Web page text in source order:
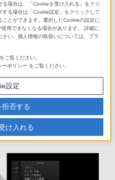
ダウンロード
ダー 「NEX-EA50JH」
ウェア［Windows版］
ウェアバージョンの確
ン表示] より、 ボディの
っていることを確認してく
場合は、「Cookieを受け入れる」をクリ
る場合は「Cookie設定」をクリックして
とができます。選択したCookieの設定に
用できなくなる場合があります。 詳細に
い。個人情報の取扱いについては、プラ
をご覧ください。
ーポリシー をご覧ください。
設定
否する
け入れる